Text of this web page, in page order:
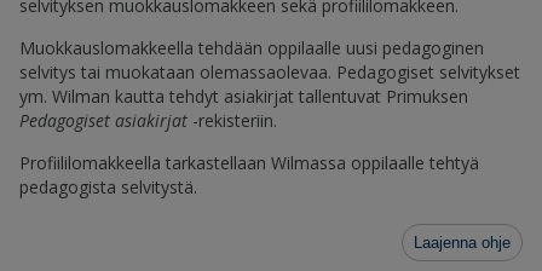
selvityksen muokkauslomakkeen sekä profiililomakkeen.
Muokkauslomakkeella tehdään oppilaalle uusi pedagoginen
selvitys tai muokataan olemassaolevaa. Pedagogiset selvitykset
ym. Wilman kautta tehdyt asiakirjat tallentuvat Primuksen
Pedagogiset asiakirjat -rekisteriin.
Profiililomakkeella tarkastellaan Wilmassa oppilaalle tehtyä
pedagogista selvitystä.
Laajenna ohje